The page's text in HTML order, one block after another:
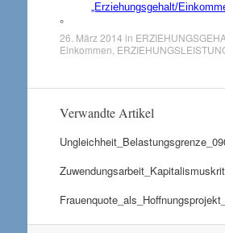
„Erziehungsgehalt/
°
26. März 2014 in
Einkommen
Verwandte Artikel